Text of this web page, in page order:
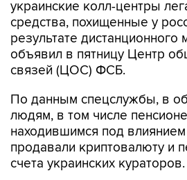
украинские колл-центры
средства, похищенные у
результате
объявил в пятницу Центр
связей (ЦОС) ФСБ.
По данным спецслужбы, в
людям, в том числе
находившимся под
продавали криптовалюту и
счета украинских кураторов.